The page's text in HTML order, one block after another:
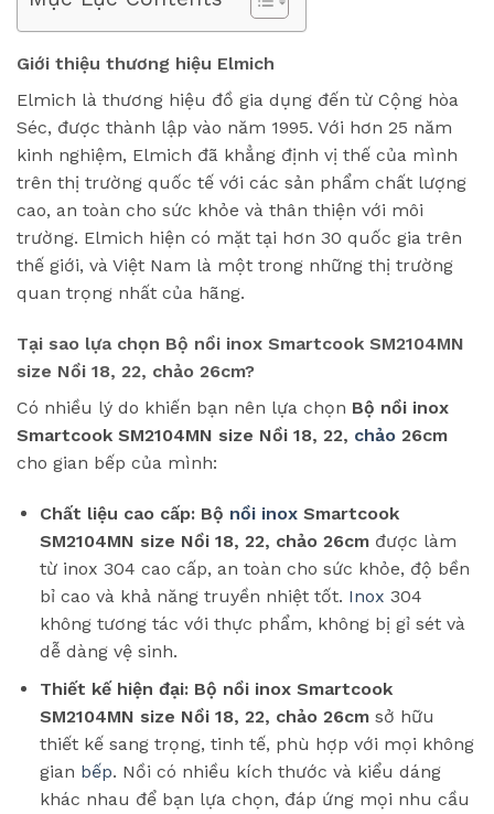
Giới thiệu thương hiệu Elmich
Elmich là thương hiệu đồ gia dụng đến từ Cộng hòa
Séc, được thành lập vào năm 1995. Với hơn 25 năm
kinh nghiệm, Elmich đã khẳng định vị thế của mình
trên thị trường quốc tế với các sản phẩm chất lượng
cao, an toàn cho sức khỏe và thân thiện với môi
trường. Elmich hiện có mặt tại hơn 30 quốc gia trên
thế giới, và Việt Nam là một trong những thị trường
quan trọng nhất của hãng.
Tại sao lựa chọn Bộ nồi inox Smartcook SM2104MN
size Nồi 18, 22, chảo 26cm?
Có nhiều lý do khiến bạn nên lựa chọn Bộ nồi inox
Smartcook SM2104MN size Nồi 18, 22, chảo 26cm
cho gian bếp của mình:
Chất liệu cao cấp: Bộ nồi inoxSmartcook
SM2104MN size Nồi 18, 22, chảo 26cmđược làm
từ inox 304 cao cấp, an toàn cho sức khỏe, độ bền
bỉ cao và khả năng truyền nhiệt tốt. Inox 304
không tương tác với thực phẩm, không bị gỉ sét và
dễ dàng vệ sinh.
Thiết kế hiện đại: Bộ nồi inox Smartcook
SM2104MN size Nồi 18, 22, chảo 26cmsở hữu
thiết kế sang trọng, tinh tế, phù hợp với mọi không
gian bếp. Nồi có nhiều kích thước và kiểu dáng
khác nhau để bạn lựa chọn, đáp ứng mọi nhu cầu